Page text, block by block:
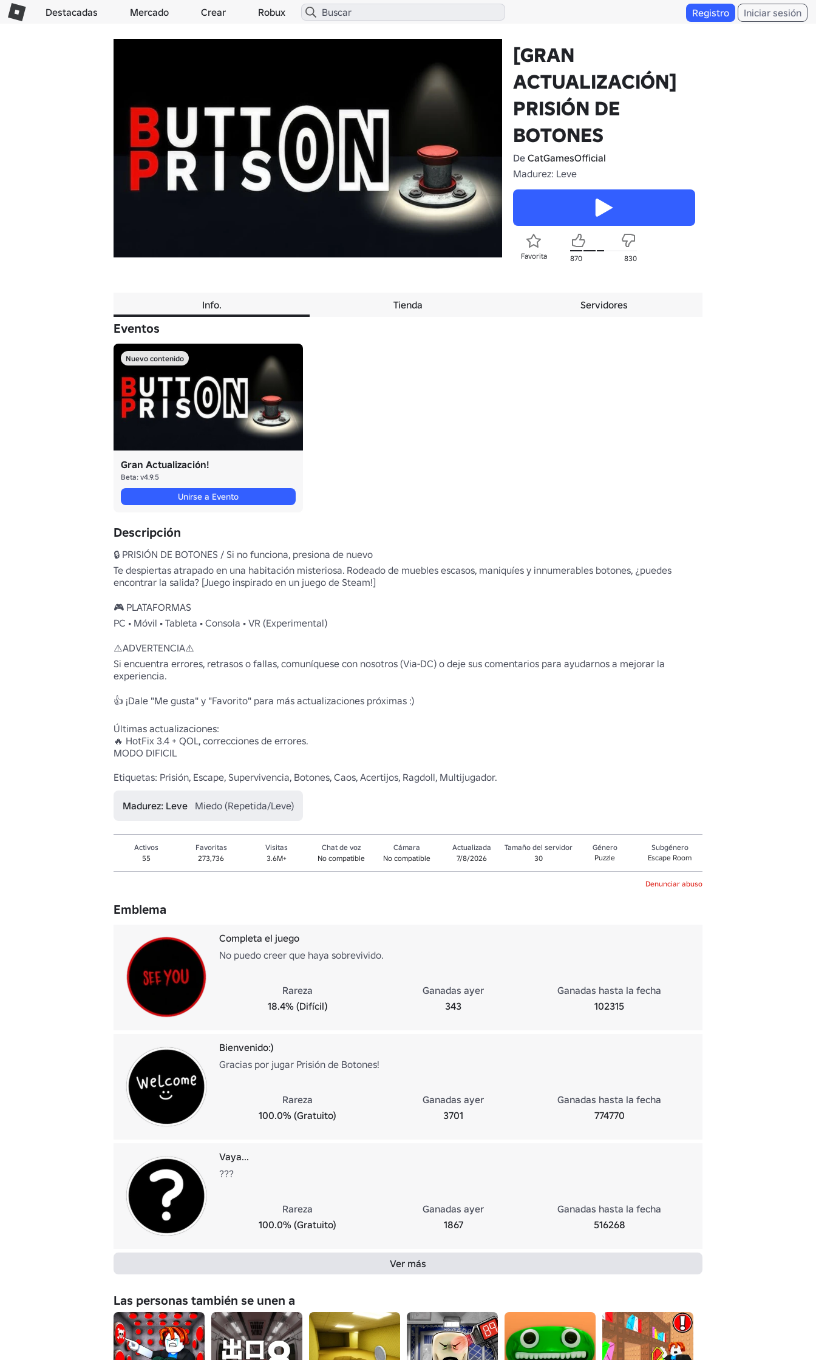
Destacadas Mercado Crear Robux Registro Iniciar sesión
[GRAN
ACTUALIZACIÓN]
PRISIÓN DE
BOTONES
De CatGamesOfficial
Madurez: Leve
Favorita 870 830
Info. Tienda Servidores
Eventos
Nuevo contenido
Gran Actualización!
Beta: v4.9.5
Unirse a Evento
Descripción
🔒 PRISIÓN DE BOTONES / Si no funciona, presiona de nuevo
Te despiertas atrapado en una habitación misteriosa. Rodeado de muebles escasos, maniquíes y innumerables botones, ¿puedes
encontrar la salida? [Juego inspirado en un juego de Steam!]
🎮 PLATAFORMAS
PC • Móvil • Tableta • Consola • VR (Experimental)
⚠️ADVERTENCIA⚠️
Si encuentra errores, retrasos o fallas, comuníquese con nosotros (Via-DC) o deje sus comentarios para ayudarnos a mejorar la
experiencia.
👍 ¡Dale "Me gusta" y "Favorito" para más actualizaciones próximas :)
Últimas actualizaciones:
🔥 HotFix 3.4 + QOL, correcciones de errores.
MODO DIFICIL
Etiquetas: Prisión, Escape, Supervivencia, Botones, Caos, Acertijos, Ragdoll, Multijugador.
Madurez: Leve Miedo (Repetida/Leve)
Activos
55
Favoritas
273,736
Visitas
3.6M+
Chat de voz
No compatible
Cámara
No compatible
Actualizada
7/8/2026
Tamaño del servidor
30
Género
Puzzle
Subgénero
Escape Room
Denunciar abuso
Emblema
Completa el juego
No puedo creer que haya sobrevivido.
Rareza
18.4% (Difícil)
Ganadas ayer
343
Ganadas hasta la fecha
102315
Bienvenido:)
Gracias por jugar Prisión de Botones!
Rareza
100.0% (Gratuito)
Ganadas ayer
3701
Ganadas hasta la fecha
774770
Vaya...
???
Rareza
100.0% (Gratuito)
Ganadas ayer
1867
Ganadas hasta la fecha
516268
Ver más
Las personas también se unen a